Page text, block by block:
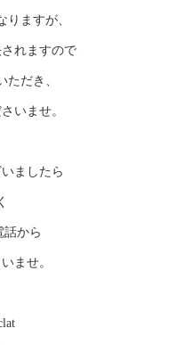
りますが、
れますので
ただき、
いませ。
ましたら
から
ませ。